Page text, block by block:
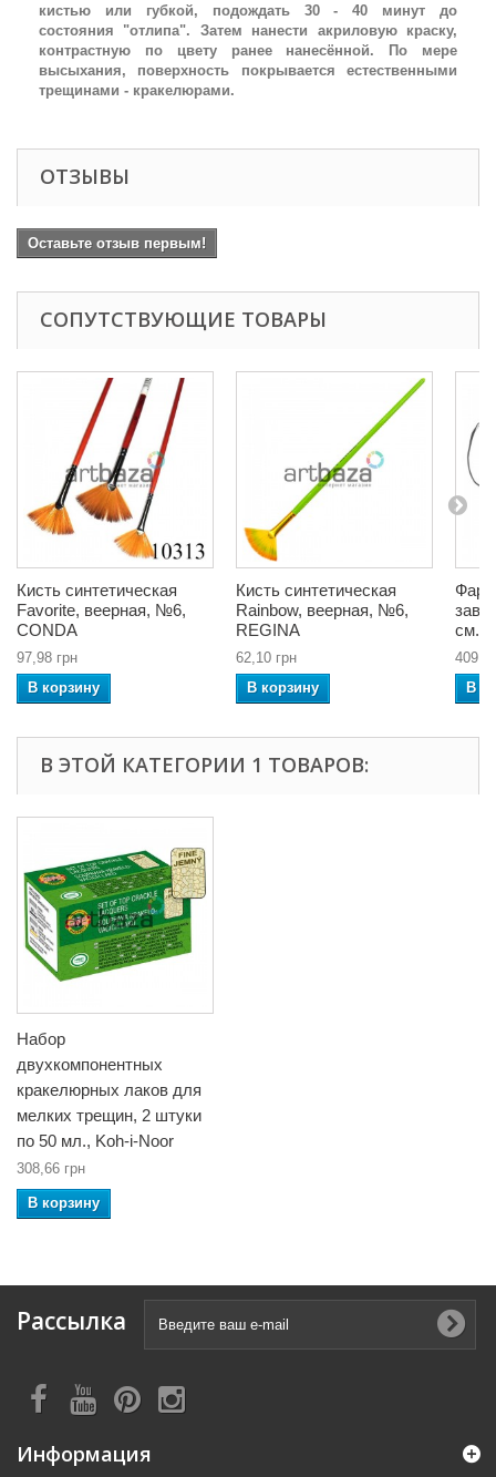
кистью или губкой, подождать 30 - 40 минут до
состояния "отлипа". Затем нанести акриловую краску,
контрастную по цвету ранее нанесённой. По мере
высыхания, поверхность покрывается естественными
трещинами - кракелюрами.
ОТЗЫВЫ
Оставьте отзыв первым!
СОПУТСТВУЮЩИЕ ТОВАРЫ
Кисть синтетическая
Favorite, веерная, №6,
CONDA
97,98 грн
В корзину
Кисть синтетическая
Rainbow, веерная, №6,
REGINA
62,10 грн
В корзину
см.,
В
В ЭТОЙ КАТЕГОРИИ 1 ТОВАРОВ:
Набор
двухкомпонентных
кракелюрных лаков для
мелких трещин, 2 штуки
по 50 мл., Koh-i-Noor
308,66 грн
В корзину
Рассылка
Информация